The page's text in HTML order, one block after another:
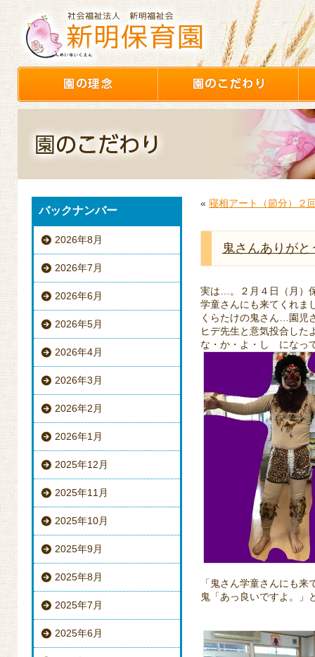
バックナンバー
2026年8月
2026年7月
2026年6月
2026年5月
2026年4月
2026年3月
2026年2月
2026年1月
2025年12月
2025年11月
2025年10月
2025年9月
2025年8月
2025年7月
2025年6月
« 寝相アート（節分）２
鬼さんありが
実は…。２月４日（月）
学童さんにも来てくれま
くらたけの鬼さん…園児
ヒデ先生と意気投合した
な・か・よ・し になっ
「鬼さん学童さんにも来
鬼「あっ良いですよ。」